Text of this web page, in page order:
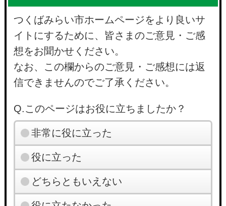
つくばみらい市ホームページをより良いサ
イトにするために、皆さまのご意見・ご感
想をお聞かせください。
なお、この欄からのご意見・ご感想には返
信できませんのでご了承ください。
Q.このページはお役に立ちましたか？
非常に役に立った
役に立った
どちらともいえない